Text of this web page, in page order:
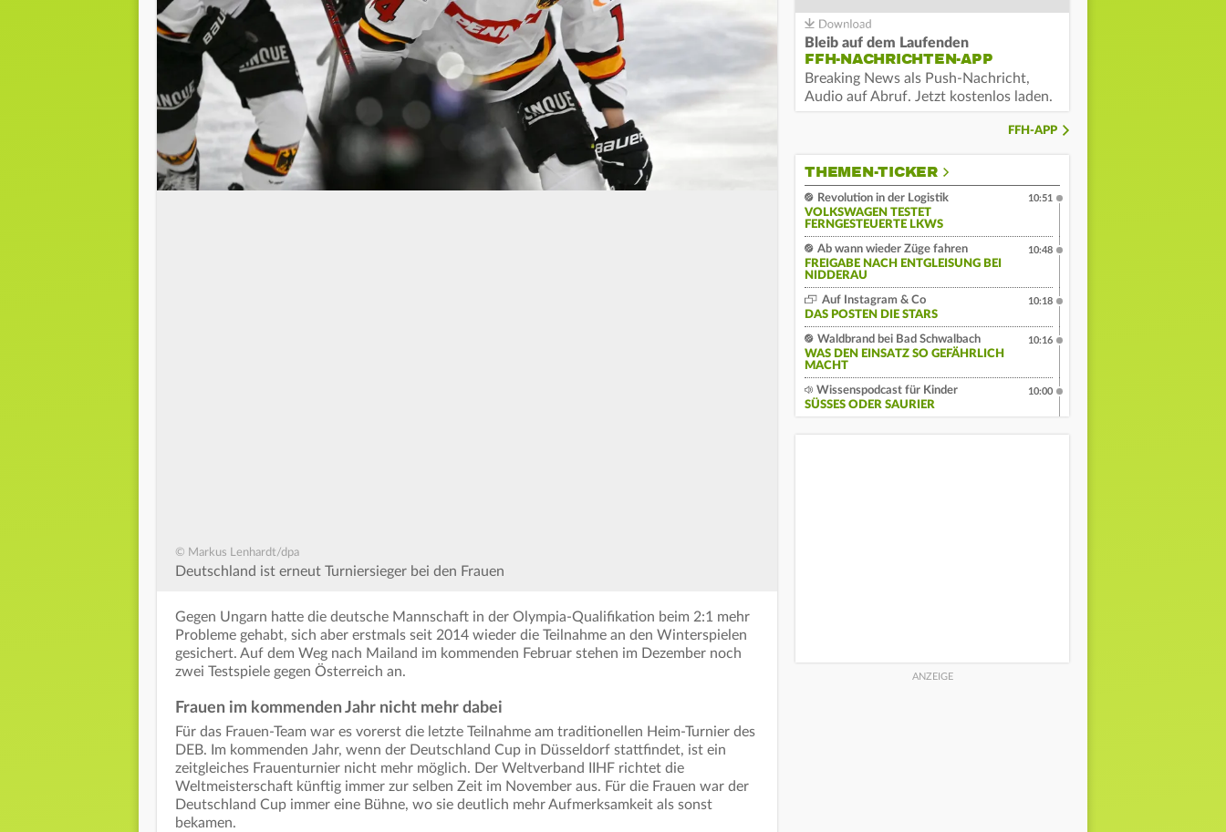
© Markus Lenhardt/dpa
Deutschland ist erneut Turniersieger bei den Frauen
Gegen Ungarn hatte die deutsche Mannschaft in der Olympia-Qualifikation beim 2:1 mehr
Probleme gehabt, sich aber erstmals seit 2014 wieder die Teilnahme an den Winterspielen
gesichert. Auf dem Weg nach Mailand im kommenden Februar stehen im Dezember noch
zwei Testspiele gegen Österreich an.
Frauen im kommenden Jahr nicht mehr dabei
Für das Frauen-Team war es vorerst die letzte Teilnahme am traditionellen Heim-Turnier des
DEB. Im kommenden Jahr, wenn der Deutschland Cup in Düsseldorf stattfindet, ist ein
zeitgleiches Frauenturnier nicht mehr möglich. Der Weltverband IIHF richtet die
Weltmeisterschaft künftig immer zur selben Zeit im November aus. Für die Frauen war der
Deutschland Cup immer eine Bühne, wo sie deutlich mehr Aufmerksamkeit als sonst
bekamen.
Bleib auf dem Laufenden
FFH-NACHRICHTEN-APP
Breaking News als Push-Nachricht,
Audio auf Abruf. Jetzt kostenlos laden.
FFH-APP
THEMEN-TICKER
Revolution in der Logistik
VOLKSWAGEN TESTET
FERNGESTEUERTE LKWS
10:51
Ab wann wieder Züge fahren
FREIGABE NACH ENTGLEISUNG BEI
NIDDERAU
10:48
Auf Instagram & Co
DAS POSTEN DIE STARS
10:18
Waldbrand bei Bad Schwalbach
WAS DEN EINSATZ SO GEFÄHRLICH
MACHT
10:16
Wissenspodcast für Kinder
SÜSSES ODER SAURIER
10:00